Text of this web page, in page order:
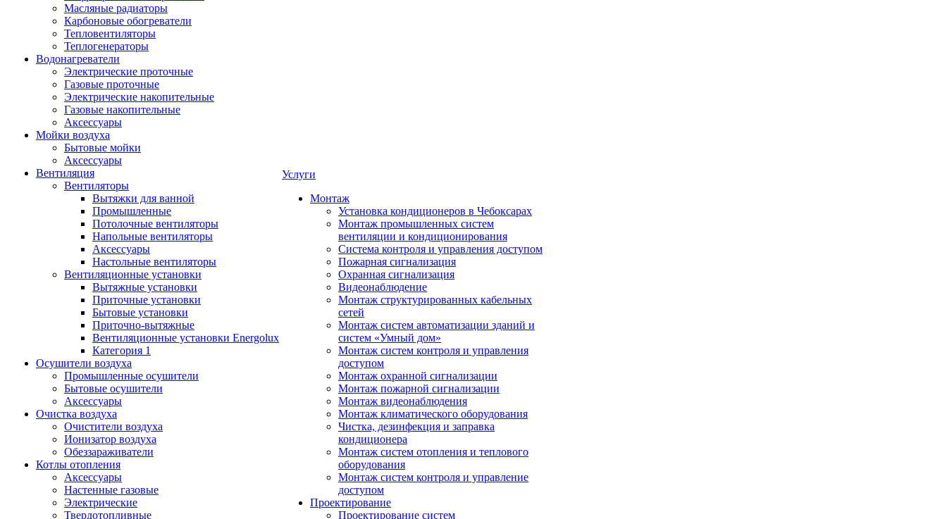
Масляные радиаторы
Карбоновые обогреватели
Тепловентиляторы
Теплогенераторы
Водонагреватели
Электрические проточные
Газовые проточные
Электрические накопительные
Газовые накопительные
Аксессуары
Мойки воздуха
Бытовые мойки
Аксессуары
Вентиляция
Вентиляторы
Вытяжки для ванной
Промышленные
Потолочные вентиляторы
Напольные вентиляторы
Аксессуары
Настольные вентиляторы
Вентиляционные установки
Вытяжные установки
Приточные установки
Бытовые установки
Приточно-вытяжные
Вентиляционные установки Energolux
Категория 1
Осушители воздуха
Промышленные осушители
Бытовые осушители
Аксессуары
Очистка воздуха
Очистители воздуха
Ионизатор воздуха
Обеззараживатели
Котлы отопления
Аксессуары
Настенные газовые
Электрические
Твердотопливные
Услуги
Монтаж
Установка кондиционеров в Чебоксарах
Монтаж промышленных систем
вентиляции и кондиционирования
Система контроля и управления доступом
Пожарная сигнализация
Охранная сигнализация
Видеонаблюдение
Монтаж структурированных кабельных
сетей
Монтаж систем автоматизации зданий и
систем «Умный дом»
Монтаж систем контроля и управления
доступом
Монтаж охранной сигнализации
Монтаж пожарной сигнализации
Монтаж видеонаблюдения
Монтаж климатического оборудования
Чистка, дезинфекция и заправка
кондиционера
Монтаж систем отопления и теплового
оборудования
Монтаж систем контроля и управление
доступом
Проектирование
Проектирование систем